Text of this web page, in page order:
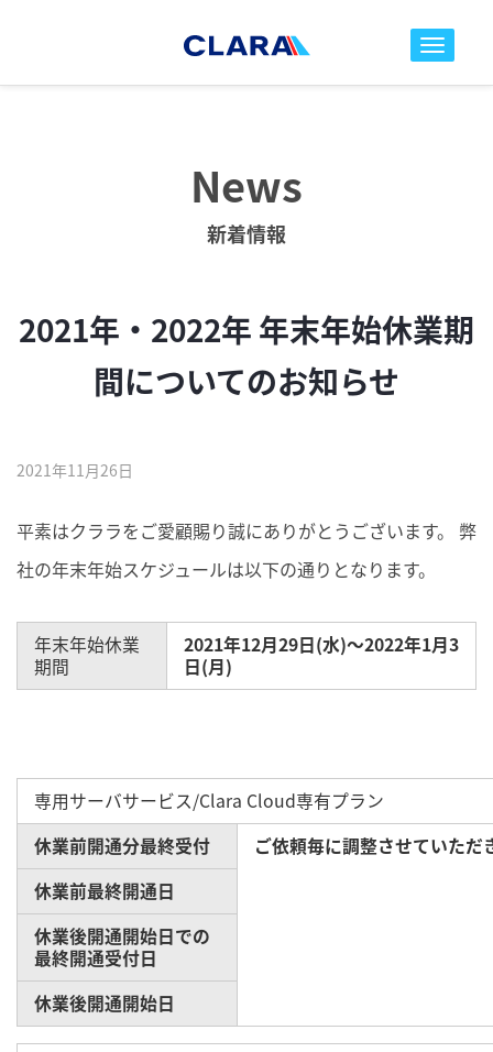
toggle
News
新着情報
2021年・2022年 年末年始休業期
間についてのお知らせ
2021年11月26日
平素はクララをご愛顧賜り誠にありがとうございます。 弊
社の年末年始スケジュールは以下の通りとなります。
年末年始休業
期間
2021年12月29日(水)～2022年1月3
日(月)
専用サーバサービス/Clara Cloud専有プラン
休業前開通分最終受付
ご依頼毎に調整させていただ
休業前最終開通日
休業後開通開始日での
最終開通受付日
休業後開通開始日